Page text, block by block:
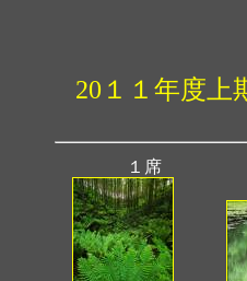
１席
20１１年度上